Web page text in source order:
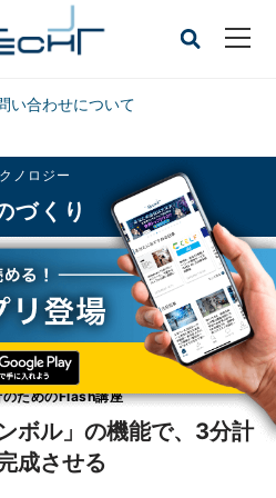
い合わせについて
CLOSE
ノロジー
づくり
り
で、3分計のアニメーションを完成させる
ためのFlash講座
ボル」の機能で、3分計
成させる